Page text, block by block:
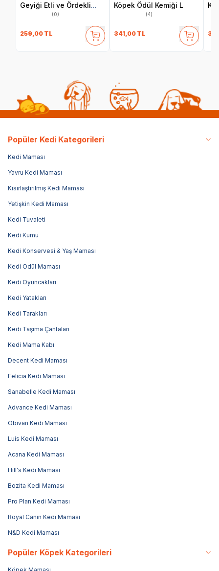
Geyiği Etli ve Ördekli
Köpek Ödül Maması 70
(0)
259,00 TL
Köpek Ödül Kemiği L
(4)
341,00 TL
Popüler Kedi Kategorileri
Kedi Maması
Yavru Kedi Maması
Kısırlaştırılmış Kedi Maması
Yetişkin Kedi Maması
Kedi Tuvaleti
Kedi Kumu
Kedi Konservesi & Yaş Maması
Kedi Ödül Maması
Kedi Oyuncakları
Kedi Yatakları
Kedi Tarakları
Kedi Taşıma Çantaları
Kedi Mama Kabı
Decent Kedi Maması
Felicia Kedi Maması
Sanabelle Kedi Maması
Advance Kedi Maması
Obivan Kedi Maması
Luis Kedi Maması
Acana Kedi Maması
Hill's Kedi Maması
Bozita Kedi Maması
Pro Plan Kedi Maması
Royal Canin Kedi Maması
N&D Kedi Maması
Popüler Köpek Kategorileri